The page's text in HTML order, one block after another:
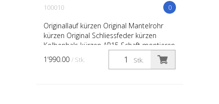
0
100010
Originallauf kürzen Original Mantelrohr
kürzen Original Schliessfeder kürzen
Kolbenhals kürzen AR15 Schaft montieren
Picatinny Schiene Montieren Brünieren
oder Beschichte...
Stk.
1’990.00 / Stk.